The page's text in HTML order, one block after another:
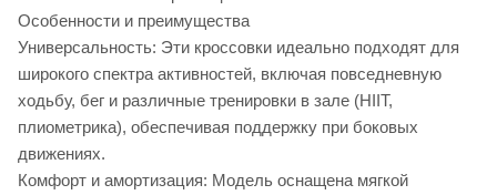
Особенности и преимущества
Универсальность: Эти кроссовки идеально подходят для
широкого спектра активностей, включая повседневную
ходьбу, бег и различные тренировки в зале (HIIT,
плиометрика), обеспечивая поддержку при боковых
движениях.
Комфорт и амортизация: Модель оснащена мягкой